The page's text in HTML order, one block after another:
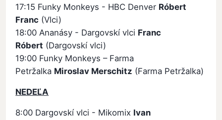
17:15 Funky Monkeys - HBC Denver Róbert
Franc (Vlci)
18:00 Ananásy - Dargovskí vlci Franc
Róbert (Dargovskí vlci)
19:00 Funky Monkeys – Farma
Petržalka Miroslav Merschitz (Farma Petržalka)
NEDEĽA
8:00 Dargovskí vlci - Mikomix Ivan